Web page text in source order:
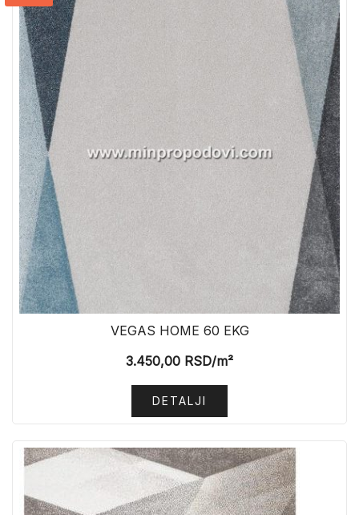
VEGAS HOME 60 EKG
3.450,00 RSD/m²
DETALJI